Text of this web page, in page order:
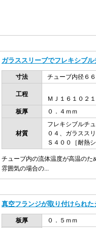
ガラススリーブでフレキシブ
寸法 チューブ内径６
工程
ＭＪ１６１０２
板厚
０．４ｍｍ
材質
フレキシブルチ
０４、ガラスス
Ｓ４００［耐熱
チューブ内の流体温度が高温の
雰囲気の場合の...
真空フランジが取り付けられた
板厚 ０．５ｍｍ